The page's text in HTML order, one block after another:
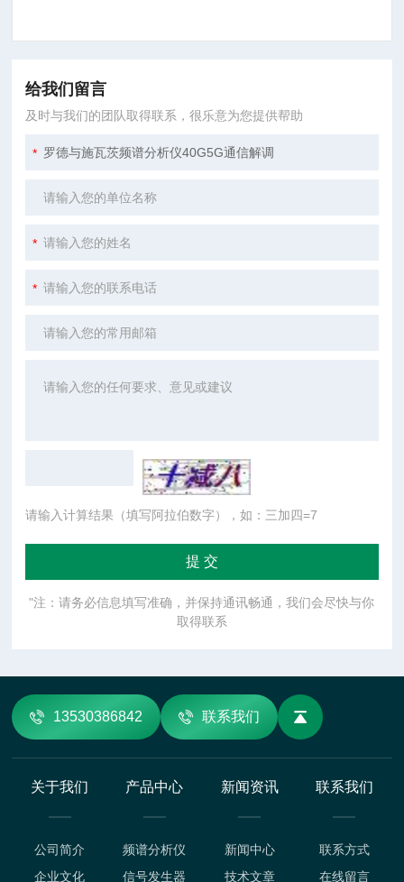
给我们留言
及时与我们的团队取得联系，很乐意为您提供帮助
请输入计算结果（填写阿拉伯数字），如：三加四=7
"注：请务必信息填写准确，并保持通讯畅通，我们会尽快与你
取得联系
13530386842 联系我们
关于我们
公司简介
企业文化
产品中心
频谱分析仪
信号发生器
新闻资讯
新闻中心
技术文章
联系我们
联系方式
在线留言